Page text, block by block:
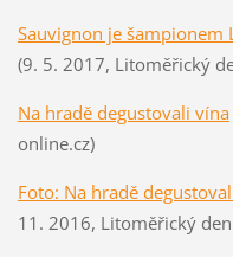
Sauvignon je
(9. 5. 2017, Litoměřický
Na hradě degustovali vína
online.cz)
Foto: Na hradě
11. 2016, Litoměřický